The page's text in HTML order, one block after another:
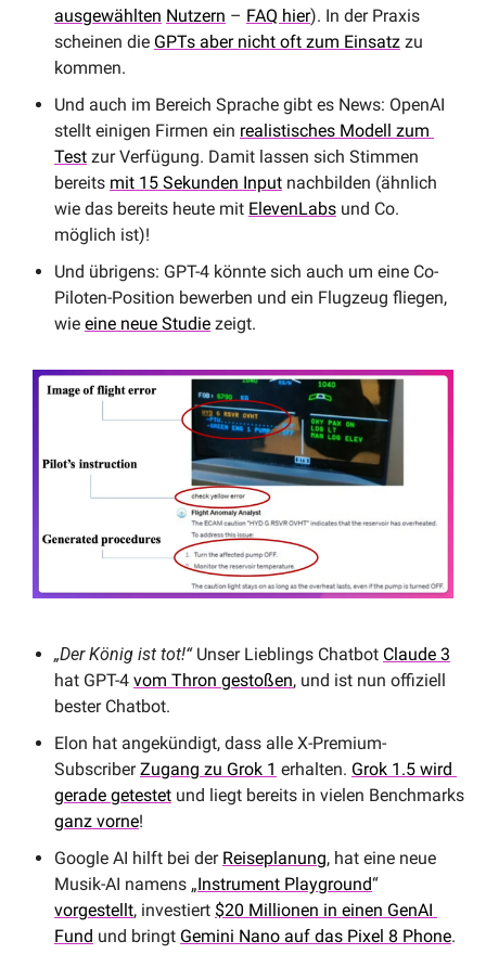
ausgewählten Nutzern – FAQ hier). In der Praxis
scheinen die GPTs aber nicht oft zum Einsatz zu
kommen.
Und auch im Bereich Sprache gibt es News: OpenAI
stellt einigen Firmen ein realistisches Modell zum
Test zur Verfügung. Damit lassen sich Stimmen
bereits mit 15 Sekunden Input nachbilden (ähnlich
wie das bereits heute mit ElevenLabs und Co.
möglich ist)!
Und übrigens: GPT-4 könnte sich auch um eine Co-
Piloten-Position bewerben und ein Flugzeug fliegen,
wie eine neue Studie zeigt.
„Der König ist tot!“ Unser Lieblings Chatbot Claude 3
hat GPT-4 vom Thron gestoßen, und ist nun offiziell
bester Chatbot.
Elon hat angekündigt, dass alle X-Premium-
Subscriber Zugang zu Grok 1 erhalten. Grok 1.5 wird
gerade getestet
ganz vorne!
Google AI hilft bei der Reiseplanung, hat eine neue
Musik-AI namens „Instrument Playground
vorgestellt, investiert $20 Millionen in einen GenAI
Fund und bringt Gemini Nano auf das Pixel 8 Phone.